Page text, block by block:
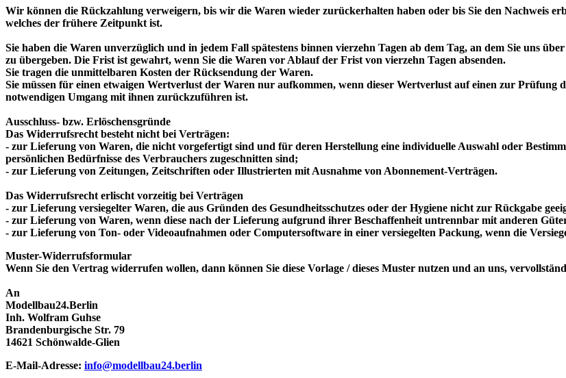
Wir können die Rückzahlung verweigern, bis wir die Waren wieder zurückerhalten haben oder bis Sie den Nachweis
welches der frühere Zeitpunkt ist.
Sie haben die Waren unverzüglich und in jedem Fall spätestens binnen vierzehn Tagen ab dem Tag, an dem Sie uns
zu übergeben. Die Frist ist gewahrt, wenn Sie die Waren vor Ablauf der Frist von vierzehn Tagen absenden.
Sie tragen die unmittelbaren Kosten der Rücksendung der Waren.
Sie müssen für einen etwaigen Wertverlust der Waren nur aufkommen, wenn dieser Wertverlust auf einen zur Prüfung
notwendigen Umgang mit ihnen zurückzuführen ist.
Ausschluss- bzw. Erlöschensgründe
Das Widerrufsrecht besteht nicht bei Verträgen:
- zur Lieferung von Waren, die nicht vorgefertigt sind und für deren Herstellung eine individuelle Auswahl oder
persönlichen Bedürfnisse des Verbrauchers zugeschnitten sind;
- zur Lieferung von Zeitungen, Zeitschriften oder Illustrierten mit Ausnahme von Abonnement-Verträgen.
Das Widerrufsrecht erlischt vorzeitig bei Verträgen
- zur Lieferung versiegelter Waren, die aus Gründen des Gesundheitsschutzes oder der Hygiene nicht zur Rückgabe
- zur Lieferung von Waren, wenn diese nach der Lieferung aufgrund ihrer Beschaffenheit untrennbar mit anderen
- zur Lieferung von Ton- oder Videoaufnahmen oder Computersoftware in einer versiegelten Packung, wenn die
Muster-Widerrufsformular
Wenn Sie den Vertrag widerrufen wollen, dann können Sie diese Vorlage / dieses Muster nutzen und an uns,
An
Modellbau24.Berlin
Inh. Wolfram Guhse
Brandenburgische Str. 79
14621 Schönwalde-Glien
E-Mail-Adresse: info@modellbau24.berlin